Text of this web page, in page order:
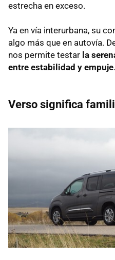
estrecha en exceso.
Ya en vía interurbana, su
algo más que en autovía.
nos permite testar la
entre estabilidad y empuje.
Verso significa